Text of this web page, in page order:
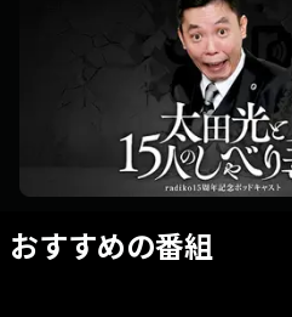
おすすめの番組